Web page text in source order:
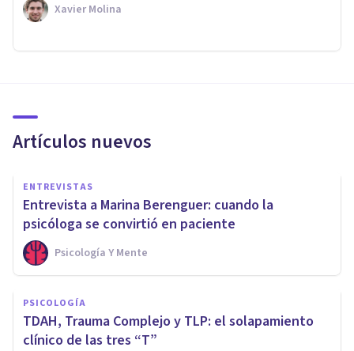
Xavier Molina
Artículos nuevos
ENTREVISTAS
Entrevista a Marina Berenguer: cuando la
psicóloga se convirtió en paciente
Psicología Y Mente
PSICOLOGÍA
TDAH, Trauma Complejo y TLP: el solapamiento
clínico de las tres “T”